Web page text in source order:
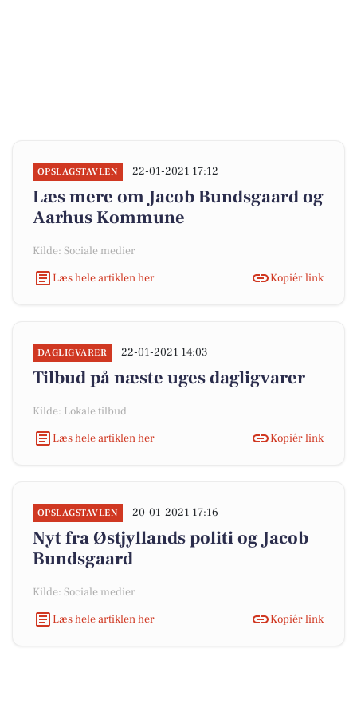
OPSLAGSTAVLEN 22-01-2021 17:12
Læs mere om Jacob Bundsgaard og
Aarhus Kommune
Kilde: Sociale medier
Læs hele artiklen her
Kopiér link
DAGLIGVARER 22-01-2021 14:03
Tilbud på næste uges dagligvarer
Kilde: Lokale tilbud
Læs hele artiklen her
Kopiér link
OPSLAGSTAVLEN 20-01-2021 17:16
Nyt fra Østjyllands politi og Jacob
Bundsgaard
Kilde: Sociale medier
Læs hele artiklen her
Kopiér link